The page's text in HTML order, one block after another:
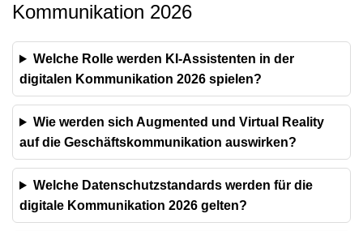
Kommunikation 2026
Welche Rolle werden KI-Assistenten in der
digitalen Kommunikation 2026 spielen?
Wie werden sich Augmented und Virtual Reality
auf die Geschäftskommunikation auswirken?
Welche Datenschutzstandards werden für die
digitale Kommunikation 2026 gelten?